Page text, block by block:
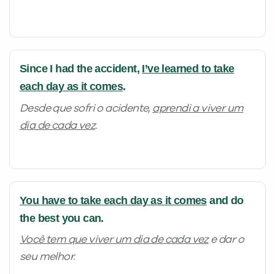
Since I had the accident, I’ve learned to take
each day as it comes.
Desde que sofri o acidente, aprendi a viver um
dia de cada vez.
You have to take each day as it comesand do
the best you can.
Você tem que viver um dia de cada veze dar o
seu melhor.